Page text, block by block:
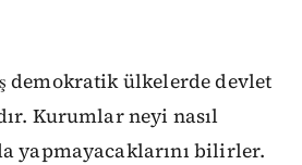
demokratik ülkelerde devlet
Kurumlar neyi nasıl
yapmayacaklarını bilirler.